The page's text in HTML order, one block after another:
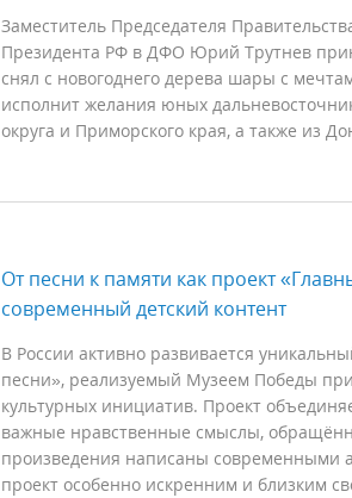
Заместитель Председателя
Президента РФ в ДФО Юрий Трутнев
снял с новогоднего дерева шары с
исполнит желания юных
округа и Приморского края, а также из
От песни к памяти как проект
современный детский контент
В России активно развивается
песни», реализуемый Музеем Победы
культурных инициатив. Проект
важные нравственные смыслы,
произведения написаны современными
проект особенно искренним и близким